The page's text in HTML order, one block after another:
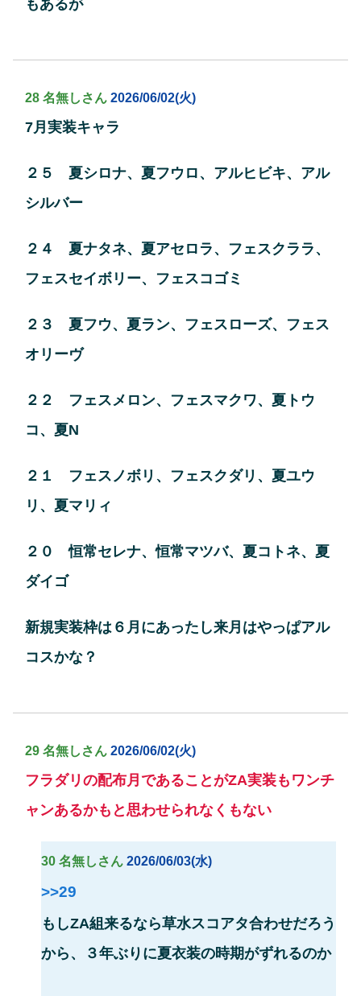
もあるが
28 名無しさん 2026/06/02(火)
7月実装キャラ
２５ 夏シロナ、夏フウロ、アルヒビキ、アル
シルバー
２４ 夏ナタネ、夏アセロラ、フェスクララ、
フェスセイボリー、フェスコゴミ
２３ 夏フウ、夏ラン、フェスローズ、フェス
オリーヴ
２２ フェスメロン、フェスマクワ、夏トウ
コ、夏N
２１ フェスノボリ、フェスクダリ、夏ユウ
リ、夏マリィ
２０ 恒常セレナ、恒常マツバ、夏コトネ、夏
ダイゴ
新規実装枠は６月にあったし来月はやっぱアル
コスかな？
29 名無しさん 2026/06/02(火)
フラダリの配布月であることがZA実装もワンチ
ャンあるかもと思わせられなくもない
30 名無しさん 2026/06/03(水)
>>29
もしZA組来るなら草水スコアタ合わせだろう
から、３年ぶりに夏衣装の時期がずれるのか